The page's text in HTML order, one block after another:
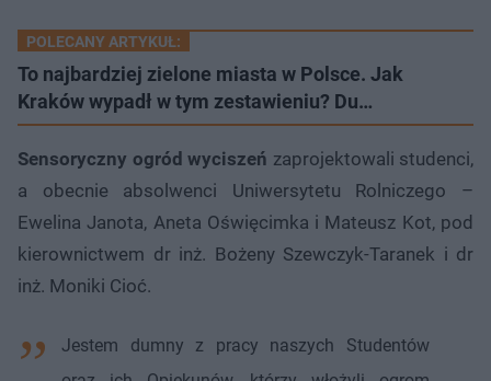
POLECANY ARTYKUŁ:
To najbardziej zielone miasta w Polsce. Jak
Kraków wypadł w tym zestawieniu? Du…
Sensoryczny ogród wyciszeń zaprojektowali studenci,
a obecnie absolwenci Uniwersytetu Rolniczego –
Ewelina Janota, Aneta Oświęcimka i Mateusz Kot, pod
kierownictwem dr inż. Bożeny Szewczyk-Taranek i dr
inż. Moniki Cioć.
Jestem dumny z pracy naszych Studentów